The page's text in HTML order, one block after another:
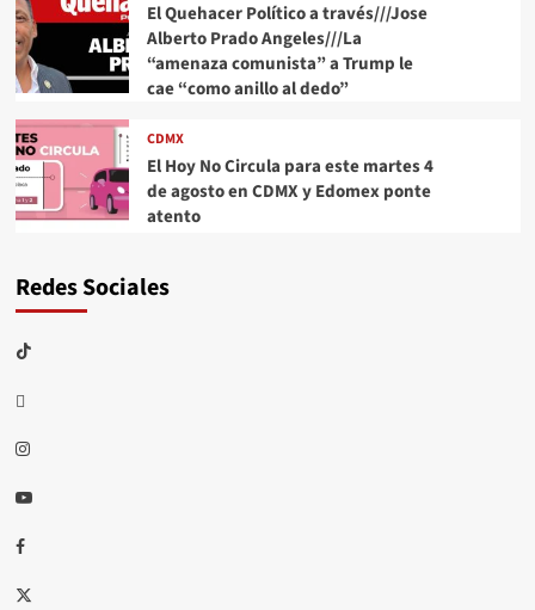
El Quehacer Político a través///Jose
Alberto Prado Angeles///La
“amenaza comunista” a Trump le
cae “como anillo al dedo”
CDMX
El Hoy No Circula para este martes 4
de agosto en CDMX y Edomex ponte
atento
Redes Sociales
TikTok
threads
Instagram
Youtube
Facebook
X